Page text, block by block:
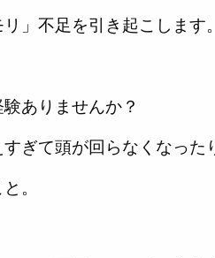
リ」不足を引き起こします。
ありませんか？
ぎて頭が回らなくなった
。